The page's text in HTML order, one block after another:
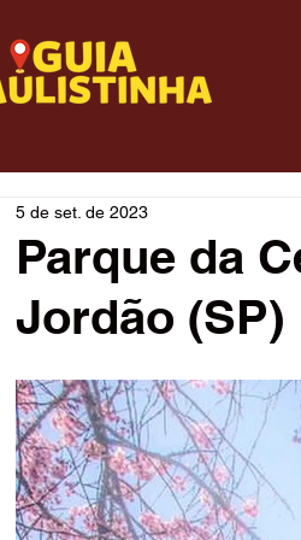
Parque da
Jordão (SP)
5 de set. de 2023